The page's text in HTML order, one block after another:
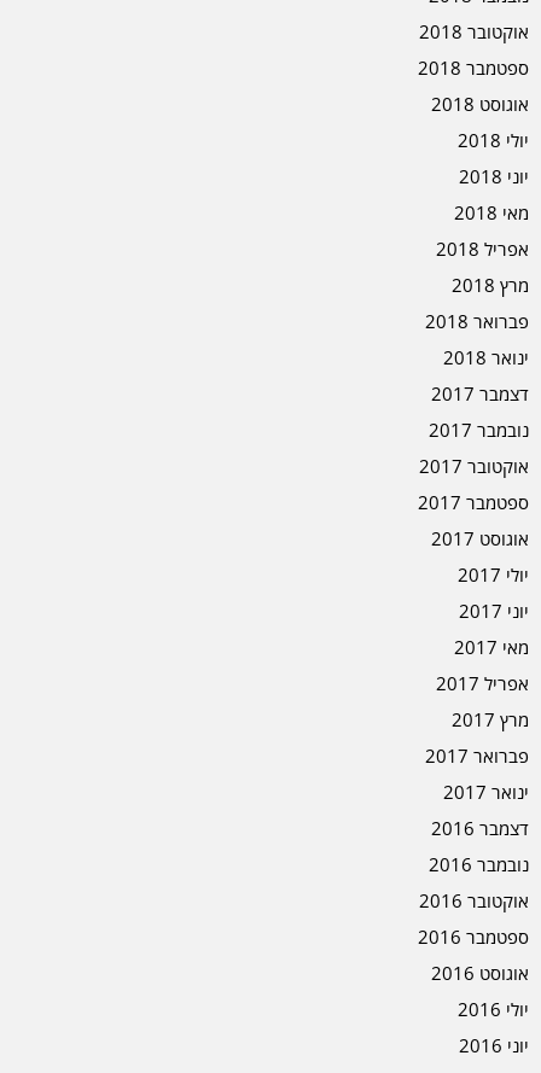
אוקטובר 2018
ספטמבר 2018
אוגוסט 2018
יולי 2018
יוני 2018
מאי 2018
אפריל 2018
מרץ 2018
פברואר 2018
ינואר 2018
דצמבר 2017
נובמבר 2017
אוקטובר 2017
ספטמבר 2017
אוגוסט 2017
יולי 2017
יוני 2017
מאי 2017
אפריל 2017
מרץ 2017
פברואר 2017
ינואר 2017
דצמבר 2016
נובמבר 2016
אוקטובר 2016
ספטמבר 2016
אוגוסט 2016
יולי 2016
יוני 2016